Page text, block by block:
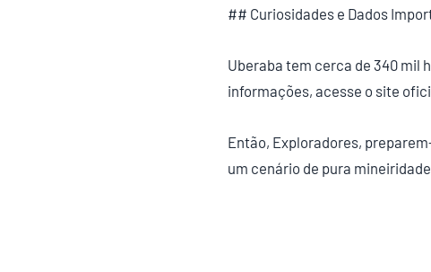
## Curiosidades e Dados
Uberaba tem cerca de 340 mil
informações, acesse o site
Então, Exploradores,
um cenário de pura